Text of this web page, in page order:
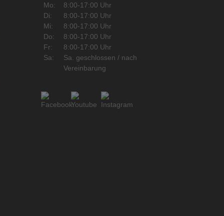
Mo:
8:00-17:00 Uhr
Di:
8:00-17:00 Uhr
Mi:
8:00-17:00 Uhr
Do:
8:00-17:00 Uhr
Fr:
8:00-17:00 Uhr
Sa:
Sa. geschlossen / nach
Vereinbarung